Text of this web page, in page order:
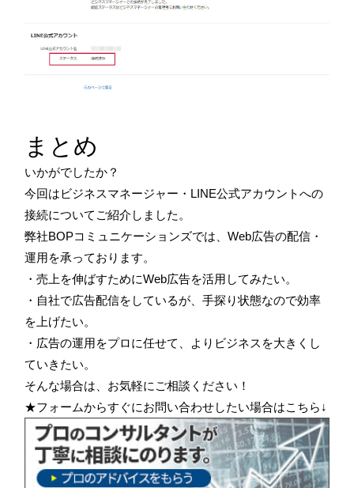
まとめ
いかがでしたか？
今回はビジネスマネージャー・LINE公式アカウントへの
接続についてご紹介しました。
弊社BOPコミュニケーションズでは、Web広告の配信・
運用を承っております。
・売上を伸ばすためにWeb広告を活用してみたい。
・自社で広告配信をしているが、手探り状態なので効率
を上げたい。
・広告の運用をプロに任せて、よりビジネスを大きくし
ていきたい。
そんな場合は、お気軽にご相談ください！
★フォームからすぐにお問い合わせしたい場合はこちら↓